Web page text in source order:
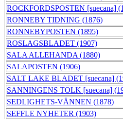
ROCKFORDSPOSTEN [suecana]
RONNEBY TIDNING (1876)
RONNEBYPOSTEN (1895)
ROSLAGSBLADET (1907)
SALA ALLEHANDA (1880)
SALAPOSTEN (1906)
SALT LAKE BLADET [suecana]
SANNINGENS TOLK [suecana]
SEDLIGHETS-VÄNNEN (1878)
SEFFLE NYHETER (1903)